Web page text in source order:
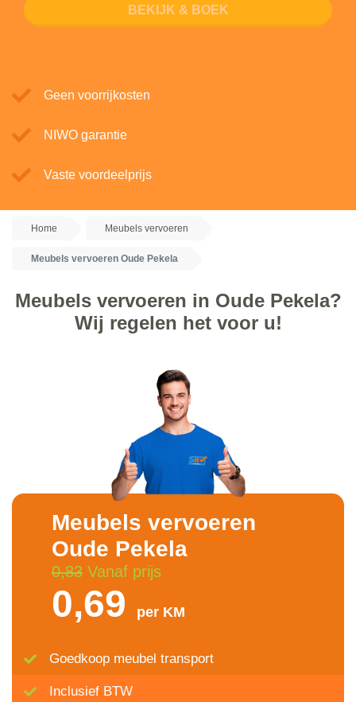
BEKIJK & BOEK
Geen voorrijkosten
NIWO garantie
Vaste voordeelprijs
Home Meubels vervoeren
Meubels vervoeren Oude Pekela
Meubels vervoeren in Oude Pekela?
Wij regelen het voor u!
Meubels vervoeren
Oude Pekela
0,83Vanaf prijs
0,69 per KM
Goedkoop meubel transport
Inclusief BTW